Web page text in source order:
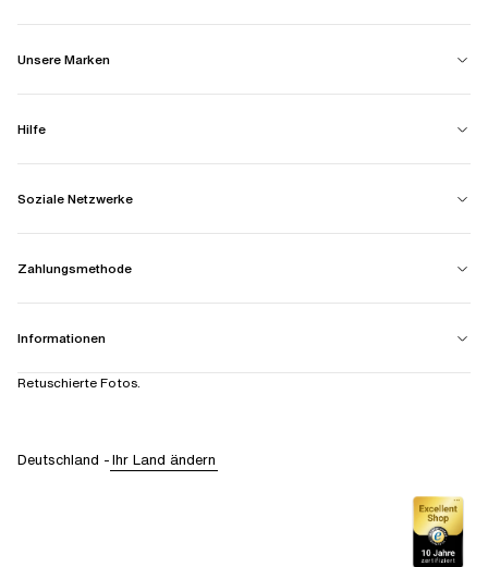
Unsere Marken
Hilfe
Soziale Netzwerke
Zahlungsmethode
Informationen
Retuschierte Fotos.
Deutschland -Ihr Land ändern